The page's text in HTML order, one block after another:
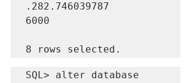
.282.746039787
6000
8 rows selected.
SQL> alter database